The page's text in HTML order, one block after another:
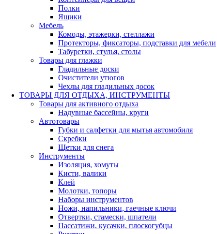
Полки
Ящики
Мебель
Комоды, этажерки, стеллажи
Протекторы, фиксаторы, подставки для мебели
Табуретки, стулья, столы
Товары для глажки
Гладильные доски
Очистители утюгов
Чехлы для гладильных досок
ТОВАРЫ ДЛЯ ОТДЫХА, ИНСТРУМЕНТЫ
Товары для активного отдыха
Надувные бассейны, круги
Автотовары
Губки и салфетки для мытья автомобиля
Скребки
Щетки для снега
Инструменты
Изоляция, хомуты
Кисти, валики
Клей
Молотки, топоры
Наборы инструментов
Ножи, напильники, гаечные ключи
Отвертки, стамески, шпатели
Пассатижи, кусачки, плоскогубцы